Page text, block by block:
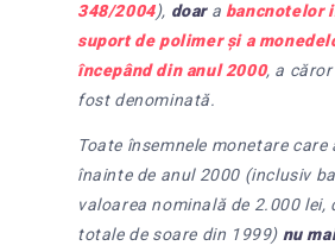
348/2004), doara bancnotelor
suport de polimer și a
începând din anul 2000, a
fost denominată.
Toate însemnele monetare care
înainte de anul 2000 (inclusiv
valoarea nominală de 2.000 lei,
totale de soare din 1999) nu